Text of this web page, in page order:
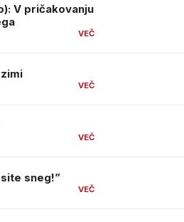
V pričakovanju
sneg!”